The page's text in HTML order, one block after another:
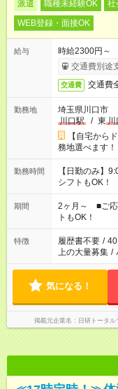
派遣 職種未経験OK 社
WEB登録・面接OK
給与
時給2300円～
交通費別途
交通費 交通費
勤務地
埼玉県川口市
川口駅
/ 東 川
【自宅から
務地選べます！
勤務時間
【日勤のみ】9:00～
シフトもOK
「家族とお休
など、あなたの
ーク希望の方
のお仕事の勤
ません
期間
2ヶ月～ ■ご応
トもOK！
特徴 履歴書不要 /
上の大量募集 /
気になる！
掲載元企業名 日研トータ